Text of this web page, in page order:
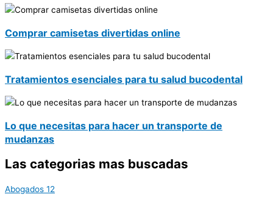
Comprar camisetas divertidas online
Tratamientos esenciales para tu salud bucodental
Lo que necesitas para hacer un transporte de
mudanzas
Las categorias mas buscadas
Abogados 12